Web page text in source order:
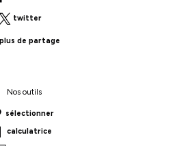
twitter
plus de partage
Nos outils
sélectionner
calculatrice